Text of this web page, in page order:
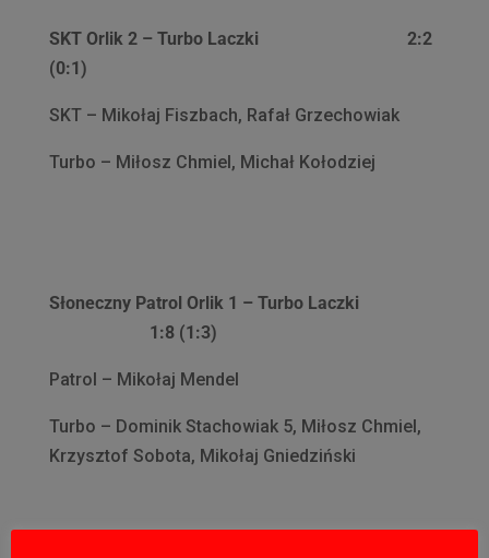
SKT Orlik 2 – Turbo Laczki
2:2
(0:1)
SKT – Mikołaj Fiszbach, Rafał Grzechowiak
Turbo – Miłosz Chmiel, Michał Kołodziej
Słoneczny Patrol Orlik 1 – Turbo Laczki
1:8 (1:3)
Patrol – Mikołaj Mendel
Turbo – Dominik Stachowiak 5, Miłosz Chmiel,
Krzysztof Sobota, Mikołaj Gniedziński